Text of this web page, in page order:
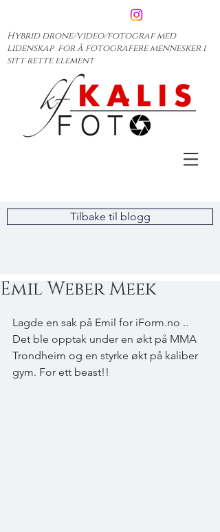
Hybrid drone/video/fotograf med
lidenskap for å fotografere mennesker i
sitt rette element
Tilbake til blogg
Emil Weber Meek
Lagde en sak på Emil for iForm.no ..
Det ble opptak under en økt på MMA
Trondheim og en styrke økt på kaliber
gym. For ett beast!!